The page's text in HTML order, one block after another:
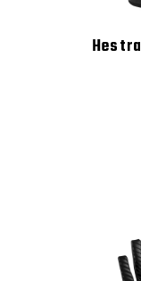
Hestra